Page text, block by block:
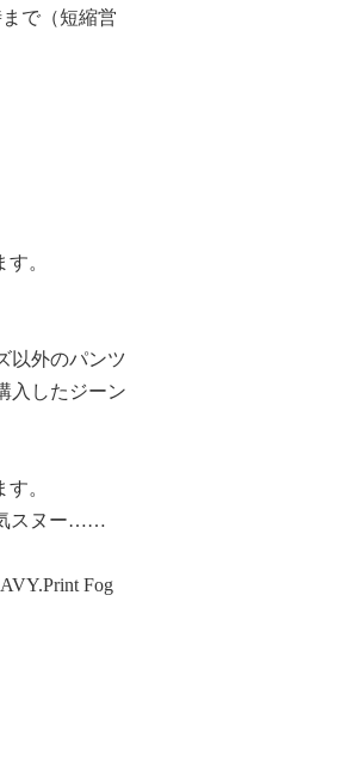
で（短縮営
。
以外のパンツ
入したジーン
。
気スヌー……
Fog